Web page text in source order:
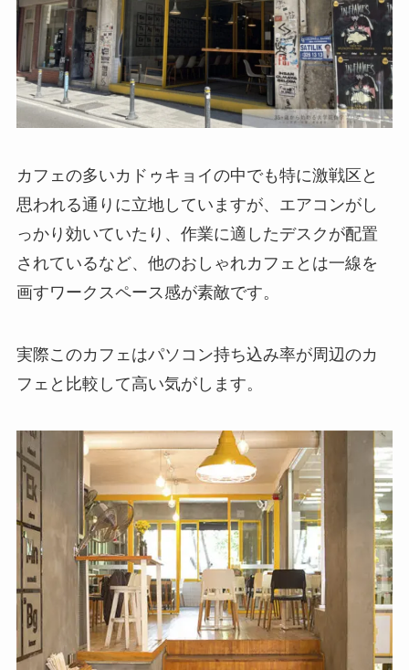
カフェの多いカドゥキョイの中でも特に激戦区と
思われる通りに立地していますが、エアコンがし
っかり効いていたり、作業に適したデスクが配置
されているなど、他のおしゃれカフェとは一線を
画すワークスペース感が素敵です。
実際このカフェはパソコン持ち込み率が周辺のカ
フェと比較して高い気がします。